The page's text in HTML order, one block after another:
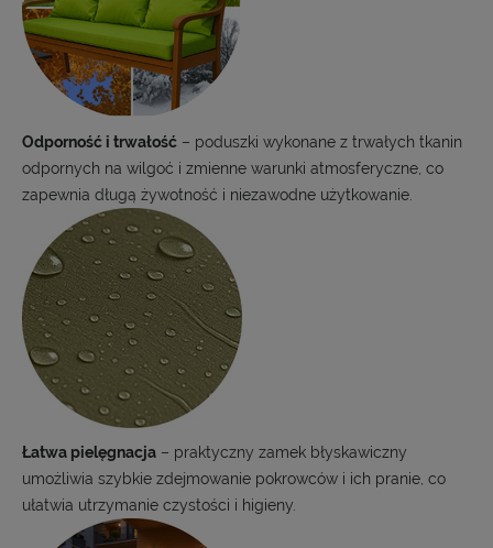
Odporność i trwałość – poduszki wykonane z trwałych tkanin
odpornych na wilgoć i zmienne warunki atmosferyczne, co
zapewnia długą żywotność i niezawodne użytkowanie.
Łatwa pielęgnacja – praktyczny zamek błyskawiczny
umożliwia szybkie zdejmowanie pokrowców i ich pranie, co
ułatwia utrzymanie czystości i higieny.